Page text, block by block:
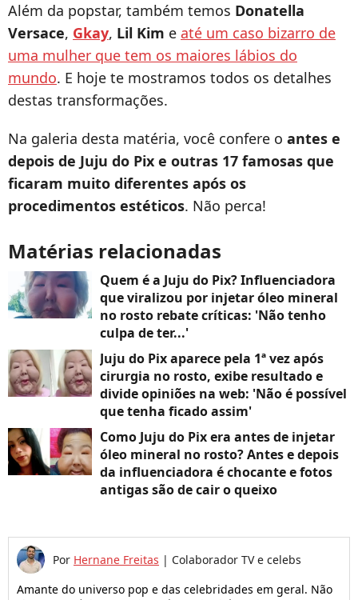
Além da popstar, também temos Donatella
Versace, Gkay, Lil Kim e até um caso bizarro de
uma mulher que tem os maiores lábios do
mundo. E hoje te mostramos todos os detalhes
destas transformações.
Na galeria desta matéria, você confere o antes e
depois de Juju do Pix e outras 17 famosas que
ficaram muito diferentes após os
procedimentos estéticos. Não perca!
Matérias relacionadas
Quem é a Juju do Pix? Influenciadora
que viralizou por injetar óleo mineral
no rosto rebate críticas: 'Não tenho
culpa de ter...'
Juju do Pix aparece pela 1ª vez após
cirurgia no rosto, exibe resultado e
divide opiniões na web: 'Não é possível
que tenha ficado assim'
Como Juju do Pix era antes de injetar
óleo mineral no rosto? Antes e depois
da influenciadora é chocante e fotos
antigas são de cair o queixo
Por Hernane Freitas | Colaborador TV e celebs
Amante do universo pop e das celebridades em geral. Não